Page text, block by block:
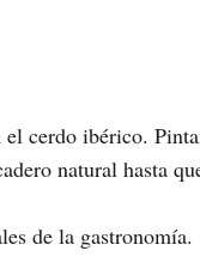
cerdo ibérico.
natural hasta
de la gastronomía.